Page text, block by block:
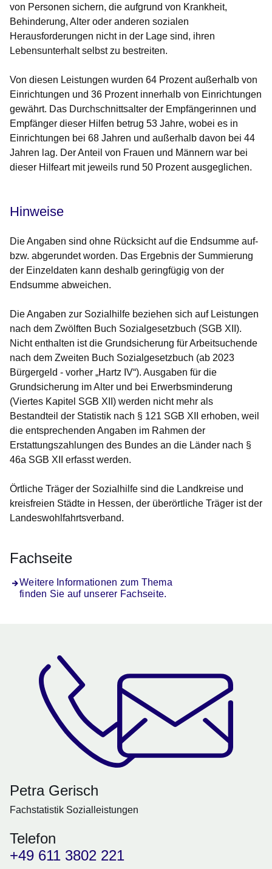
von Personen sichern, die aufgrund von Krankheit,
Behinderung, Alter oder anderen sozialen
Herausforderungen nicht in der Lage sind, ihren
Lebensunterhalt selbst zu bestreiten.
Von diesen Leistungen wurden 64 Prozent außerhalb von
Einrichtungen und 36 Prozent innerhalb von Einrichtungen
gewährt. Das Durchschnittsalter der Empfängerinnen und
Empfänger dieser Hilfen betrug 53 Jahre, wobei es in
Einrichtungen bei 68 Jahren und außerhalb davon bei 44
Jahren lag. Der Anteil von Frauen und Männern war bei
dieser Hilfeart mit jeweils rund 50 Prozent ausgeglichen.
Hinweise
Die Angaben sind ohne Rücksicht auf die Endsumme auf-
bzw. abgerundet worden. Das Ergebnis der Summierung
der Einzeldaten kann deshalb geringfügig von der
Endsumme abweichen.
Die Angaben zur Sozialhilfe beziehen sich auf Leistungen
nach dem Zwölften Buch Sozialgesetzbuch (SGB XII).
Nicht enthalten ist die Grundsicherung für Arbeitsuchende
nach dem Zweiten Buch Sozialgesetzbuch (ab 2023
Bürgergeld - vorher „Hartz IV“). Ausgaben für die
Grundsicherung im Alter und bei Erwerbsminderung
(Viertes Kapitel SGB XII) werden nicht mehr als
Bestandteil der Statistik nach § 121 SGB XII erhoben, weil
die entsprechenden Angaben im Rahmen der
Erstattungszahlungen des Bundes an die Länder nach §
46a SGB XII erfasst werden.
Örtliche Träger der Sozialhilfe sind die Landkreise und
kreisfreien Städte in Hessen, der überörtliche Träger ist der
Landeswohlfahrtsverband.
Fachseite
Weitere Informationen zum Thema
finden Sie auf unserer Fachseite.
Petra Gerisch
Fachstatistik Sozialleistungen
Telefon
+49 611 3802 221